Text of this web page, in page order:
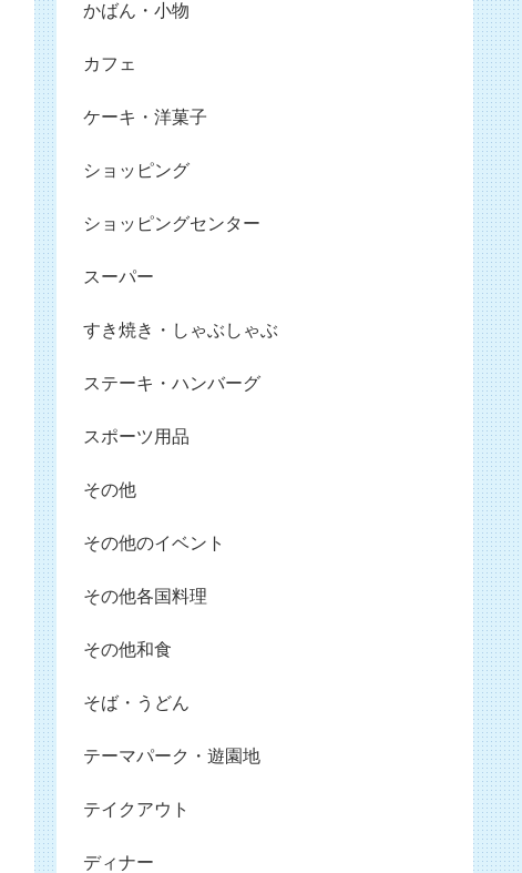
かばん・小物
カフェ
ケーキ・洋菓子
ショッピング
ショッピングセンター
スーパー
すき焼き・しゃぶしゃぶ
ステーキ・ハンバーグ
スポーツ用品
その他
その他のイベント
その他各国料理
その他和食
そば・うどん
テーマパーク・遊園地
テイクアウト
ディナー